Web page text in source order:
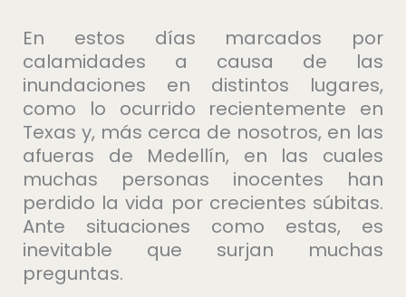
En estos días marcados por
calamidades a causa de las
inundaciones en distintos lugares,
como lo ocurrido recientemente en
Texas y, más cerca de nosotros, en las
afueras de Medellín, en las cuales
muchas personas inocentes han
perdido la vida por crecientes súbitas.
Ante situaciones como estas, es
inevitable que surjan muchas
preguntas.